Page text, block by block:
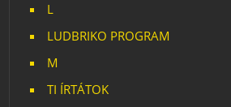
L
LUDBRIKO PROGRAM
M
TI ÍRTÁTOK